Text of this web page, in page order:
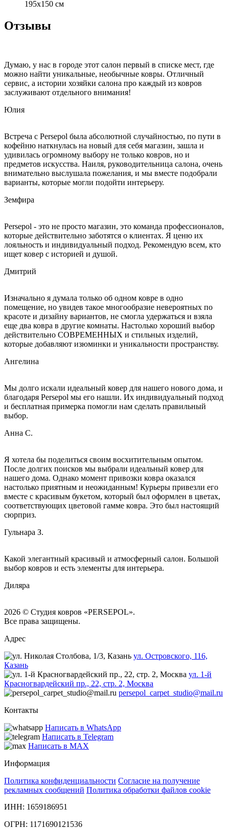
195x150 см
Отзывы
Думаю, у нас в городе этот салон первый в списке мест, где
можно найти уникальные, необычные ковры. Отличный
сервис, а истории хозяйки салона про каждый из ковров
заслуживают отдельного внимания!
Юлия
Встреча с Persepol была абсолютной случайностью, по пути в
кофейню наткнулась на новый для себя магазин, зашла и
удивилась огромному выбору не только ковров, но и
предметов искусства. Наиля, руководительница салона, очень
внимательно выслушала пожелания, и мы вместе подобрали
варианты, которые могли подойти интерьеру.
Земфира
Persepol - это не просто магазин, это команда профессионалов,
которые действительно заботятся о клиентах. Я ценю их
лояльность и индивидуальный подход. Рекомендую всем, кто
ищет ковер с историей и душой.
Дмитрий
Изначально я думала только об одном ковре в одно
помещение, но увидев такое многообразие невероятных по
красоте и дизайну вариантов, не смогла удержаться и взяла
еще два ковра в другие комнаты. Настолько хороший выбор
действительно СОВРЕМЕННЫХ и стильных изделий,
которые добавляют изюминки и уникальности пространству.
Ангелина
Мы долго искали идеальный ковер для нашего нового дома, и
благодаря Persepol мы его нашли. Их индивидуальный подход
и бесплатная примерка помогли нам сделать правильный
выбор.
Анна С.
Я хотела бы поделиться своим восхитительным опытом.
После долгих поисков мы выбрали идеальный ковер для
нашего дома. Однако момент привозки ковра оказался
настолько приятным и неожиданным! Курьеры привезли его
вместе с красивым букетом, который был оформлен в цветах,
соответствующих цветовой гамме ковра. Это был настоящий
сюрприз.
Гульнара З.
Какой элегантный красивый и атмосферный салон. Большой
выбор ковров и есть элементы для интерьера.
Диляра
2026 © Студия ковров «PERSEPOL».
Все права защищены.
Адрес
ул. Островского, 116,
Казань
ул. 1-й
Красногвардейский пр., 22, стр. 2, Москва
persepol_carpet_studio@mail.ru
Контакты
Написать в WhatsApp
Написать в Telegram
Написать в MAX
Информация
Политика конфиденциальности Согласие на получение
рекламных сообщений Политика обработки файлов cookie
ИНН: 1659186951
ОГРН: 1171690121536